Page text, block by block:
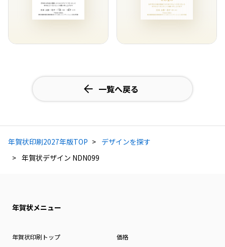
一覧へ戻る
年賀状印刷2027年版TOP
デザインを探す
年賀状デザイン NDN099
年賀状メニュー
年賀状印刷トップ 価格